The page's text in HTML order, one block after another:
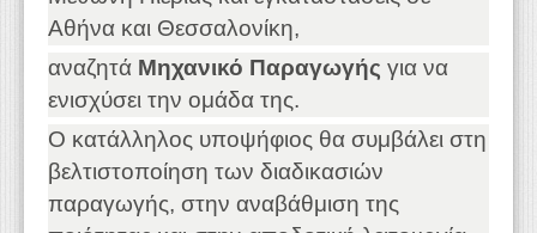
Αθήνα και Θεσσαλονίκη,
αναζητά Μηχανικό Παραγωγής για να
ενισχύσει την ομάδα της.
Ο κατάλληλος υποψήφιος θα συμβάλει στη
βελτιστοποίηση των διαδικασιών
παραγωγής, στην αναβάθμιση της